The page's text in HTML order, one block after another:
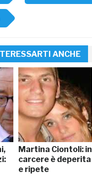
ANCHE
Martina Ciontoli: in
carcere è deperita
e ripete